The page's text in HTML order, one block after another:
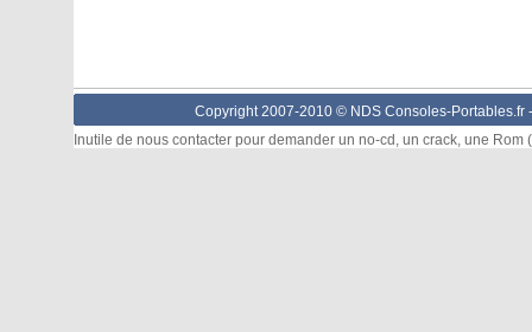
Copyright 2007-2010 © NDS Consoles-Portables.fr
Inutile de nous contacter pour demander un no-cd, un crack, une